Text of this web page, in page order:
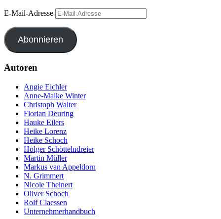
E-Mail-Adresse
Abonnieren
Autoren
Angie Eichler
Anne-Maike Winter
Christoph Walter
Florian Deuring
Hauke Eilers
Heike Lorenz
Heike Schoch
Holger Schöttelndreier
Martin Müller
Markus van Appeldorn
N. Grimmert
Nicole Theinert
Oliver Schoch
Rolf Claessen
Unternehmerhandbuch